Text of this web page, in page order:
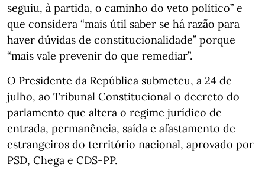
seguiu, à partida, o caminho do veto político” e
que considera “mais útil saber se há razão para
haver dúvidas de constitucionalidade” porque
“mais vale prevenir do que remediar”.
O Presidente da República submeteu, a 24 de
julho, ao Tribunal Constitucional o decreto do
parlamento que altera o regime jurídico de
entrada, permanência, saída e afastamento de
estrangeiros do território nacional, aprovado por
PSD, Chega e CDS-PP.